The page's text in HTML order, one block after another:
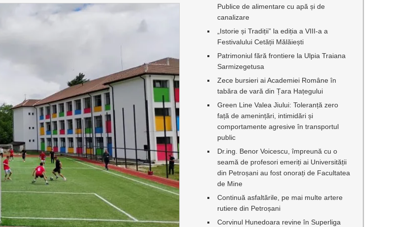
Publice de alimentare cu apă și de
canalizare
„Istorie și Tradiții” la ediția a VIII-a a
Festivalului Cetății Mălăiești
Patrimoniul fără frontiere la Ulpia Traiana
Sarmizegetusa
Zece bursieri ai Academiei Române în
tabăra de vară din Țara Hațegului
Green Line Valea Jiului: Toleranță zero
față de amenințări, intimidări și
comportamente agresive în transportul
public
Dr.ing. Benor Voicescu, împreună cu o
seamă de profesori emeriți ai Universității
din Petroșani au fost onorați de Facultatea
de Mine
Continuă asfaltările, pe mai multe artere
rutiere din Petroșani
Corvinul Hunedoara revine în Superliga